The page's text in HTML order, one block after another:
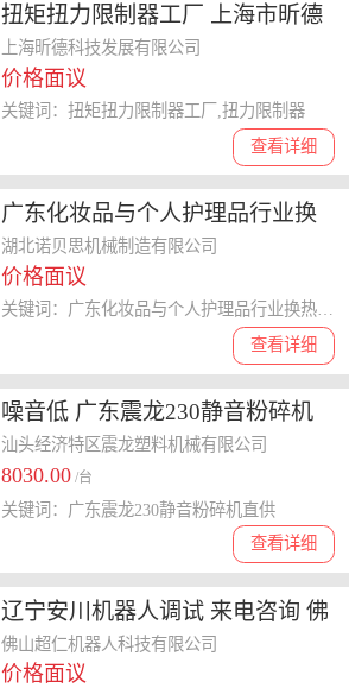
扭矩扭力限制器工厂 上海市昕德
科技供应
上海昕德科技发展有限公司
价格面议
查看详细
关键词：扭矩扭力限制器工厂,扭力限制器
广东化妆品与个人护理品行业换
热洁净蒸汽工作原理 湖北诺贝思
机械制造供应
湖北诺贝思机械制造有限公司
价格面议
查看详细
噪音低 广东震龙230静音粉碎机
直供
汕头经济特区震龙塑料机械有限公司
8030.00 /台
查看详细
关键词：广东震龙230静音粉碎机直供
辽宁安川机器人调试 来电咨询 佛
山**仁机器人科技供应
佛山超仁机器人科技有限公司
价格面议